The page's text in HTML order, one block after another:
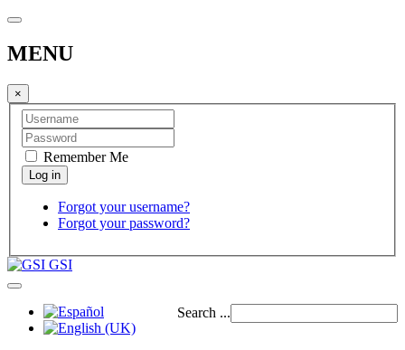
MENU
×
Remember Me
Forgot your username?
Forgot your password?
GSI
Search ...